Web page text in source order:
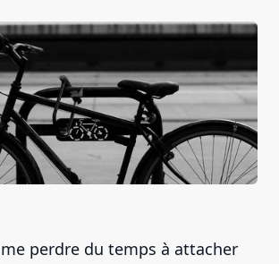
perdre du temps à attacher